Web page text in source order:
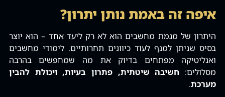
איפה זה באמת נותן יתרון?
היתרון של מגמת מחשבים הוא לא רק ליעד אחד – הוא יוצר
בסיס שניתן למנף לעוד כיוונים תחרותיים. לימודי מחשבים
ואנליטיקה מפתחים בדיוק את מה שמחפשים בהרבה
מסלולים: חשיבה שיטתית‚ פתרון בעיות‚ ויכולת להבין
מערכת.